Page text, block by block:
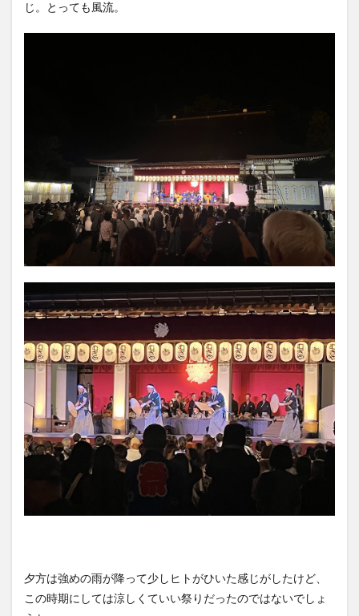
じ。とっても風流。
夕方は強めの雨が降って少しヒトがひいた感じがしたけど、
この時期にしては涼しくていい祭りだったのではないでしょ